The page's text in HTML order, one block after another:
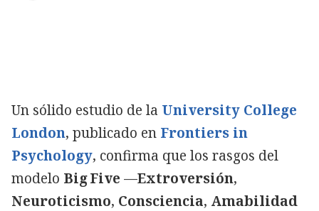
Un sólido estudio de la University College
London, publicado en Frontiers in
Psychology, confirma que los rasgos del
modelo Big Five —Extroversión,
Neuroticismo, Consciencia, Amabilidad